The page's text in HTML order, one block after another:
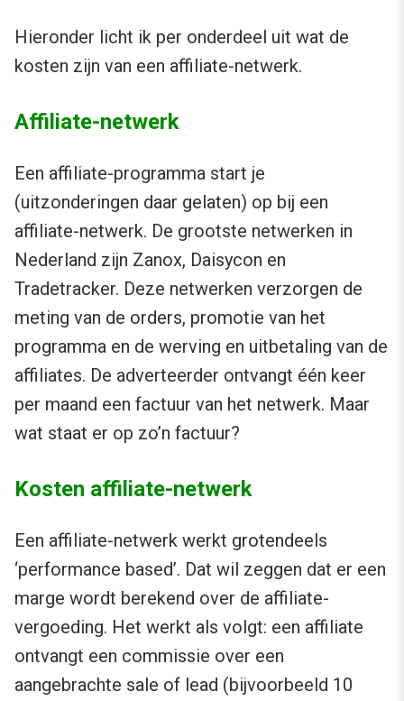
Hieronder licht ik per onderdeel uit wat de
kosten zijn van een affiliate-netwerk.
Affiliate-netwerk
Een affiliate-programma start je
(uitzonderingen daar gelaten) op bij een
affiliate-netwerk. De grootste netwerken in
Nederland zijn Zanox, Daisycon en
Tradetracker. Deze netwerken verzorgen de
meting van de orders, promotie van het
programma en de werving en uitbetaling van de
affiliates. De adverteerder ontvangt één keer
per maand een factuur van het netwerk. Maar
wat staat er op zo’n factuur?
Kosten affiliate-netwerk
Een affiliate-netwerk werkt grotendeels
‘performance based’. Dat wil zeggen dat er een
marge wordt berekend over de affiliate-
vergoeding. Het werkt als volgt: een affiliate
ontvangt een commissie over een
aangebrachte sale of lead (bijvoorbeeld 10